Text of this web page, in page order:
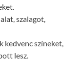
szalagot,
kedvenc színeket,
lesz.